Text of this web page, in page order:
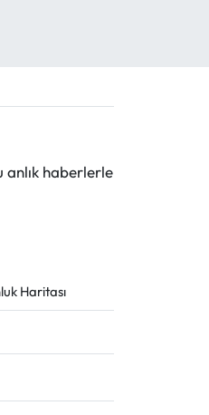
haberlerle
Haritası